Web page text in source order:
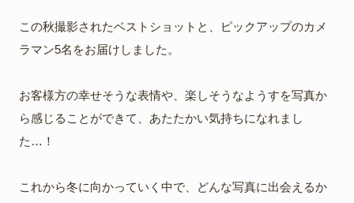
この秋撮影されたベストショットと、ピックアップのカメ
ラマン5名をお届けしました。
お客様方の幸せそうな表情や、楽しそうなようすを写真か
ら感じることができて、あたたかい気持ちになれまし
た…！
これから冬に向かっていく中で、どんな写真に出会えるか